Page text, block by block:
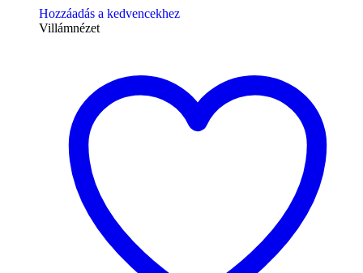
Hozzáadás a kedvencekhez
Villámnézet